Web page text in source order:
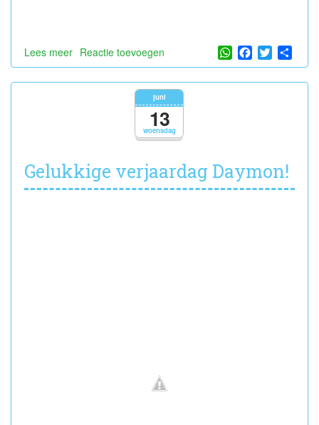
Lees meer over
Schoolreis:
De
Reactie toevoegen WhatsApp
Facebook
Twitter
woensdag
juni
13
Gelukkige verjaardag Daymon!